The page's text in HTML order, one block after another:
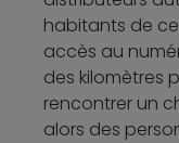
habitants de
accès au
des kilomètres
rencontrer un
alors des